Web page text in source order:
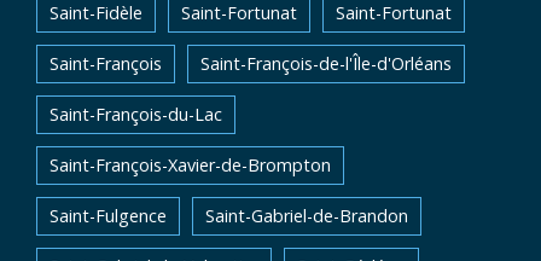
Saint-Fidèle Saint-Fortunat Saint-Fortunat
Saint-François Saint-François-de-l'Île-d'Orléans
Saint-François-du-Lac
Saint-François-Xavier-de-Brompton
Saint-Fulgence Saint-Gabriel-de-Brandon